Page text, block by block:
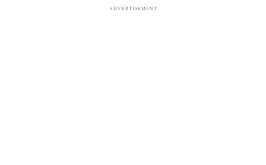
ADVERTISEMENT